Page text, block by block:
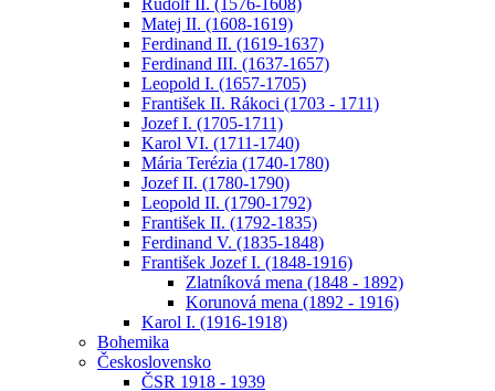
Matej II. (1608-1619)
Ferdinand II. (1619-1637)
Ferdinand III. (1637-1657)
Leopold I. (1657-1705)
František II. Rákoci (1703 - 1711)
Jozef I. (1705-1711)
Karol VI. (1711-1740)
Mária Terézia (1740-1780)
Jozef II. (1780-1790)
Leopold II. (1790-1792)
František II. (1792-1835)
Ferdinand V. (1835-1848)
František Jozef I. (1848-1916)
Zlatníková mena (1848 - 1892)
Korunová mena (1892 - 1916)
Karol I. (1916-1918)
Bohemika
Československo
ČSR 1918 - 1939